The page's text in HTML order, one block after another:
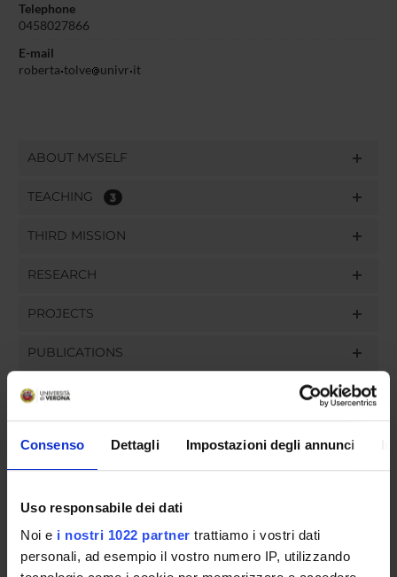
Consenso Dettagli Impostazioni degli annunci
Uso responsabile dei dati
Noi e i nostri 1022 partner trattiamo i vostri dati
personali, ad esempio il vostro numero IP, utilizzando
Telephone
0458027866
E-mail
roberta tolve univr it
ABOUT MYSELF
TEACHING 3
THIRD MISSION
RESEARCH
PROJECTS
PUBLICATIONS
ASSIGNMENTS
COMMITTEES